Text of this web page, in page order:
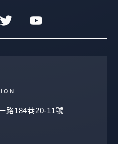
路184巷20-11號